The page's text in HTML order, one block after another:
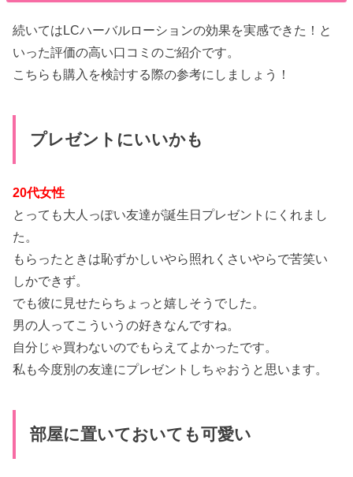
続いてはLCハーバルローションの効果を実感できた！と
いった評価の高い口コミのご紹介です。
こちらも購入を検討する際の参考にしましょう！
プレゼントにいいかも
20代女性
とっても大人っぽい友達が誕生日プレゼントにくれまし
た。
もらったときは恥ずかしいやら照れくさいやらで苦笑い
しかできず。
でも彼に見せたらちょっと嬉しそうでした。
男の人ってこういうの好きなんですね。
自分じゃ買わないのでもらえてよかったです。
私も今度別の友達にプレゼントしちゃおうと思います。
部屋に置いておいても可愛い